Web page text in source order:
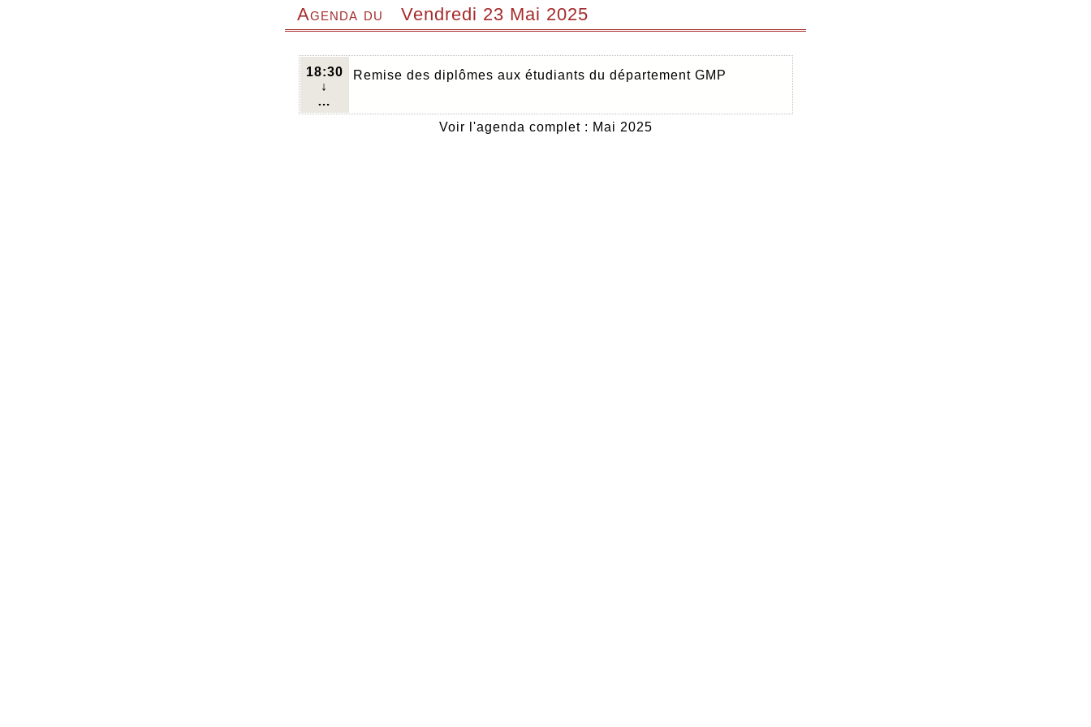
Agenda du Vendredi 23 Mai 2025
18:30
↓
…
Remise des diplômes aux étudiants du département GMP
Voir l'agenda complet : Mai 2025